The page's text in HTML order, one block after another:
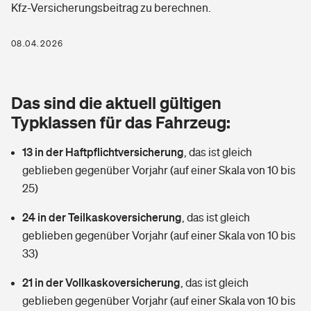
Berufshaftpflichtversicherung
Zur Übersicht
Tools
Wer versichert was: Jetzt Versicherer finden
Sie haben Fragen?
Glasversicherung
Mietkautionsversicherung
Restkreditversicherung
Zur Übersicht
Tools
Kinderunfall­ver­si­che­rung
Kinderinvalidität
Hundehalter-Haftpflicht
Private Krankenversicherung
Dread-Disease-Versicherung
Tierkrankenversicherung
Zur Übersicht
Tools
Wer versichert was: Jetzt Versicherer finden
Kfz-Versicherungsbeitrag zu berechnen.
08.04.2026
Das sind die aktuell gültigen
Typklassen für das Fahrzeug:
13 in der Haftpflichtversicherung das ist gleich
geblieben gegenüber Vorjahr (auf einer Skala von 10 bis
25)
24 in der Teilkaskoversicherung das ist gleich
geblieben gegenüber Vorjahr (auf einer Skala von 10 bis
33)
21 in der Vollkaskoversicherung das ist gleich
geblieben gegenüber Vorjahr (auf einer Skala von 10 bis